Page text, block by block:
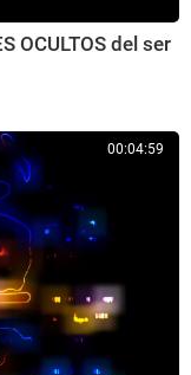
OCULTOS del ser
00:04:59